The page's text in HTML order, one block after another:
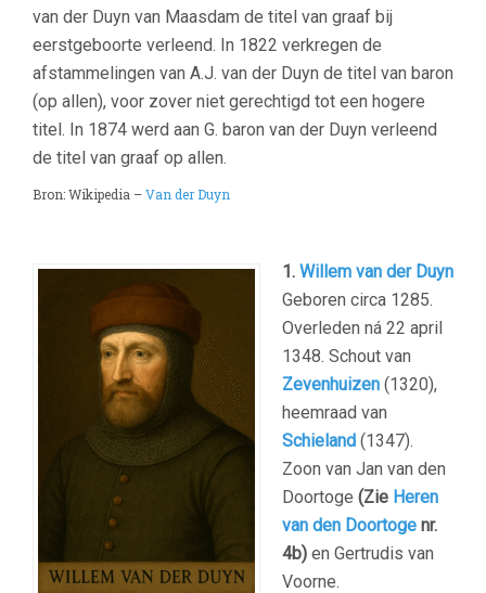
van der Duyn van Maasdam de titel van graaf bij
eerstgeboorte verleend. In 1822 verkregen de
afstammelingen van A.J. van der Duyn de titel van baron
(op allen), voor zover niet gerechtigd tot een hogere
titel. In 1874 werd aan G. baron van der Duyn verleend
de titel van graaf op allen.
Bron: Wikipedia –Van der Duyn
1. Willem van der Duyn
Geboren circa 1285.
Overleden ná 22 april
1348. Schout van
Zevenhuizen (1320),
heemraad van
Schieland (1347).
Zoon van Jan van den
Doortoge (Zie Heren
van den Doortoge nr.
4b) en Gertrudis van
Voorne.